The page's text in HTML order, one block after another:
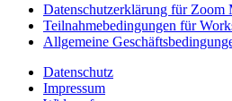
Datenschutzerklärung für Zoom
Teilnahmebedingungen für
Allgemeine
Datenschutz
Impressum